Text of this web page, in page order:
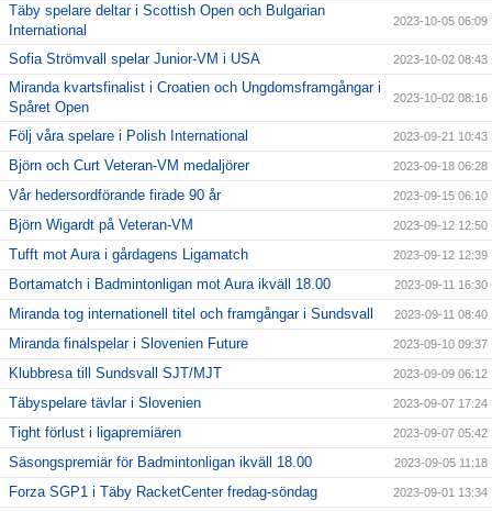
Täby spelare deltar i Scottish Open och Bulgarian
International
2023-10-05 06:09
Sofia Strömvall spelar Junior-VM i USA 2023-10-02 08:43
Miranda kvartsfinalist i Croatien och Ungdomsframgångar i
Spåret Open
2023-10-02 08:16
Följ våra spelare i Polish International 2023-09-21 10:43
Björn och Curt Veteran-VM medaljörer 2023-09-18 06:28
Vår hedersordförande firade 90 år 2023-09-15 06:10
Björn Wigardt på Veteran-VM 2023-09-12 12:50
Tufft mot Aura i gårdagens Ligamatch 2023-09-12 12:39
Bortamatch i Badmintonligan mot Aura ikväll 18.00 2023-09-11 16:30
Miranda tog internationell titel och framgångar i Sundsvall 2023-09-11 08:40
Miranda finalspelar i Slovenien Future 2023-09-10 09:37
Klubbresa till Sundsvall SJT/MJT 2023-09-09 06:12
Täbyspelare tävlar i Slovenien 2023-09-07 17:24
Tight förlust i ligapremiären 2023-09-07 05:42
Säsongspremiär för Badmintonligan ikväll 18.00 2023-09-05 11:18
Forza SGP1 i Täby RacketCenter fredag-söndag 2023-09-01 13:34